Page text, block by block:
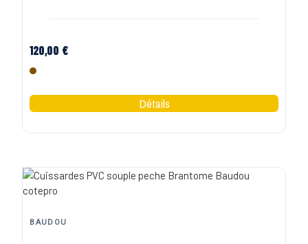
120,00 €
Marron
BAUDOU